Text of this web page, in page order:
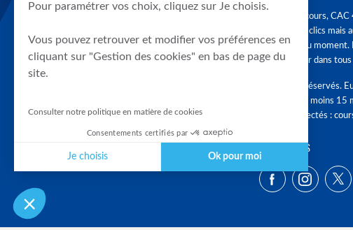
Graphique, cours,
en quelques clics
tendances du
accompagner dans
Tous droits réservés.
différés d'au moins 15
clients connectés :
SUIVEZ-NOUS
Pour paramétrer vos choix, cliquez sur Je choisis.
Vous pouvez retrouver et modifier vos préférences en
cliquant sur "Gestion des cookies" en bas de page du
site.
Consulter notre politique en matière de cookies
Consentements certifiés par
Je choisis Ok pour moi
Plateforme de Gestion du Consentement : Personnalisez vos Options
Notre plateforme vous permet d'adapter et de gérer vos paramètres de